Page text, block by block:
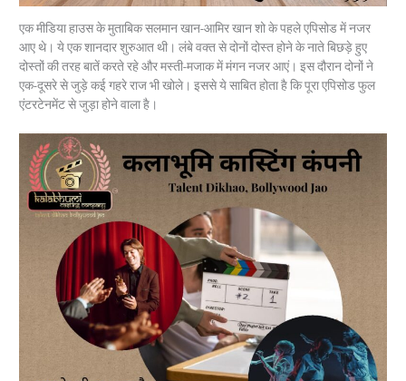
एक मीडिया हाउस के मुताबिक सलमान खान-आमिर खान शो के पहले एपिसोड में नजर
आए थे। ये एक शानदार शुरुआत थी। लंबे वक्त से दोनों दोस्त होने के नाते बिछड़े हुए
दोस्तों की तरह बातें करते रहे और मस्ती-मजाक में मंगन नजर आएं। इस दौरान दोनों ने
एक-दूसरे से जुड़े कई गहरे राज भी खोले। इससे ये साबित होता है कि पूरा एपिसोड फुल
एंटरटेनमेंट से जुड़ा होने वाला है।